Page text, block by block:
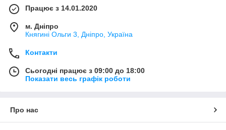
Працює з 14.01.2020
м. Дніпро
Княгині Ольги 3, Дніпро, Україна
Контакти
Сьогодні працює з 09:00 до 18:00
Показати весь графік роботи
Про нас